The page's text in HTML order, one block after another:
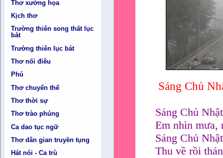
Thơ xướng họa
Kịch thơ
Trường thiên song thất lục
bát
Trường thiên lục bát
Thơ nối điêu
Phú
Thơ chuyển thể
Thơ thời sự
Thơ trào phúng
Ca dao tục ngữ
Thơ dân gian truyền tụng
Hát nói - Ca trù
Sáng Chủ
Sáng Chủ
Em nhìn mưa,
Sáng Chủ
Thu về rồi